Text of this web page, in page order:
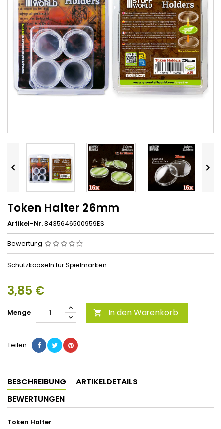
 
Token Halter 26mm
Artikel-Nr.8435646500959ES
Bewertung
Schutzkapseln für Spielmarken
3,85 €
Menge  In den Warenkorb
Teilen
BESCHREIBUNG
ARTIKELDETAILS
BEWERTUNGEN
Token Halter